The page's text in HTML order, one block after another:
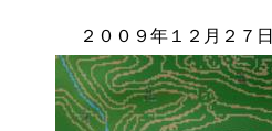
２００９年１２月２